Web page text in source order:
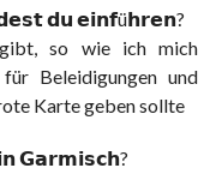
𝗱𝘂 𝗲𝗶𝗻𝗳ü𝗵𝗿𝗲𝗻?
gibt, so wie ich mich
Beleidigungen und
Karte geben sollte
𝗚𝗮𝗿𝗺𝗶𝘀𝗰𝗵?